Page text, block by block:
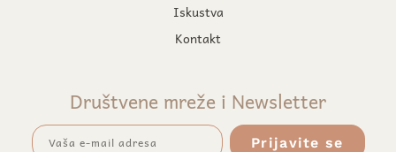
Iskustva
Kontakt
Društvene mreže i Newsletter